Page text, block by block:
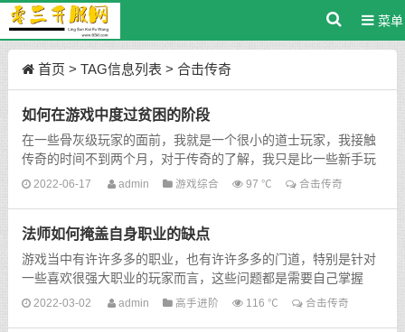
菜单
首页 > TAG信息列表 > 合击传奇
如何在游戏中度过贫困的阶段
在一些骨灰级玩家的面前，我就是一个很小的道士玩家，我接触
传奇的时间不到两个月，对于传奇的了解，我只是比一些新手玩
家要稍微好一点，在这两个月的时间里面，我发现游戏中升级
2022-06-17 admin 游戏综合 97 ℃ 合击传奇
法师如何掩盖自身职业的缺点
游戏当中有许许多多的职业，也有许许多多的门道，特别是针对
一些喜欢很强大职业的玩家而言，这些问题都是需要自己掌握
的，在传奇游戏里面，法师这个职业有着很炫酷的技能和招式，
2022-03-02 admin 高手进阶 116 ℃ 合击传奇